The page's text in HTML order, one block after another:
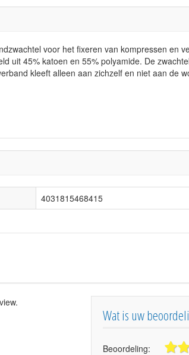
voor het fixeren van kompressen en
uit 45% katoen en 55% polyamide. De
kleeft alleen aan zichzelf en niet aan de
4031815468415
Wat is uw
Beoordeling: